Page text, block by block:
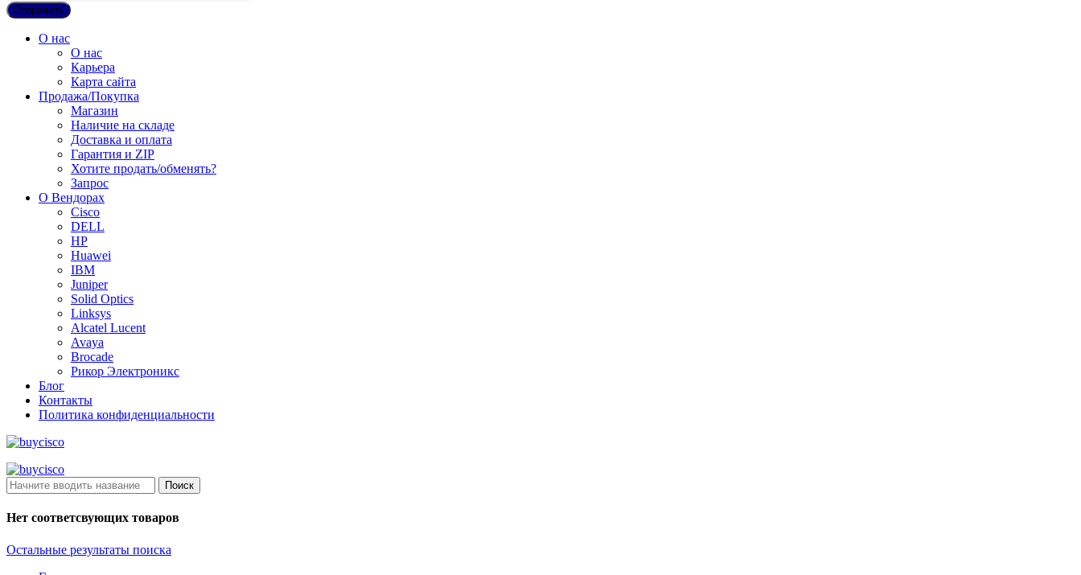
О нас
О нас
Карьера
Карта сайта
Продажа/Покупка
Магазин
Наличие на складе
Доставка и оплата
Гарантия и ZIP
Хотите продать/обменять?
Запрос
О Вендорах
Cisco
DELL
HP
Huawei
IBM
Juniper
Solid Optics
Linksys
Alcatel Lucent
Avaya
Brocade
Рикор Электроникс
Блог
Контакты
Политика конфиденциальности
Поиск
Нет соответсвующих товаров
Остальные результаты поиска